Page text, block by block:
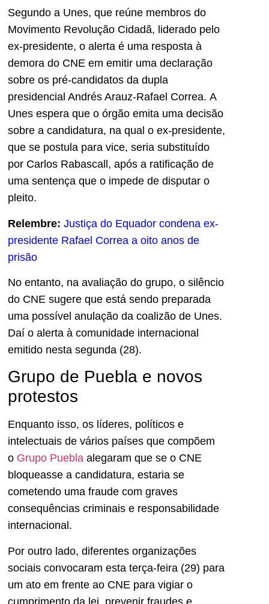
Segundo a Unes, que reúne membros do
Movimento Revolução Cidadã, liderado pelo
ex-presidente, o alerta é uma resposta à
demora do CNE em emitir uma declaração
sobre os pré-candidatos da dupla
presidencial Andrés Arauz-Rafael Correa. A
Unes espera que o órgão emita uma decisão
sobre a candidatura, na qual o ex-presidente,
que se postula para vice, seria substituído
por Carlos Rabascall, após a ratificação de
uma sentença que o impede de disputar o
pleito.
Relembre: Justiça do Equador condena ex-
presidente Rafael Correa a oito anos de
prisão
No entanto, na avaliação do grupo, o silêncio
do CNE sugere que está sendo preparada
uma possível anulação da coalizão de Unes.
Daí o alerta à comunidade internacional
emitido nesta segunda (28).
Grupo de Puebla e novos
protestos
Enquanto isso, os líderes, políticos e
intelectuais de vários países que compõem
o Grupo Puebla alegaram que se o CNE
bloqueasse a candidatura, estaria se
cometendo uma fraude com graves
consequências criminais e responsabilidade
internacional.
Por outro lado, diferentes organizações
sociais convocaram esta terça-feira (29) para
um ato em frente ao CNE para vigiar o
cumprimento da lei, prevenir fraudes e